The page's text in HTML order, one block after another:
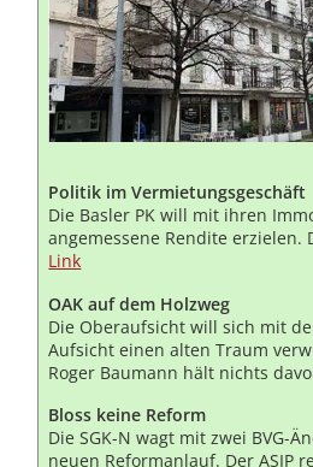
Politik im Vermietungsgeschäft
Die Basler PK will mit ihren
angemessene Rendite erzielen.
Link
OAK auf dem Holzweg
Die Oberaufsicht will sich mit
Aufsicht einen alten Traum
Roger Baumann hält nichts
Bloss keine Reform
Die SGK-N wagt mit zwei BVG-
neuen Reformanlauf. Der ASIP